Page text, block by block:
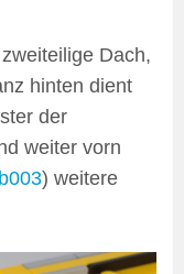
Dach,
hinten dient
der
weiter vorn
) weitere